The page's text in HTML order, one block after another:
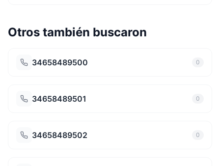
Otros también buscaron
34658489500 0
34658489501 0
34658489502 0